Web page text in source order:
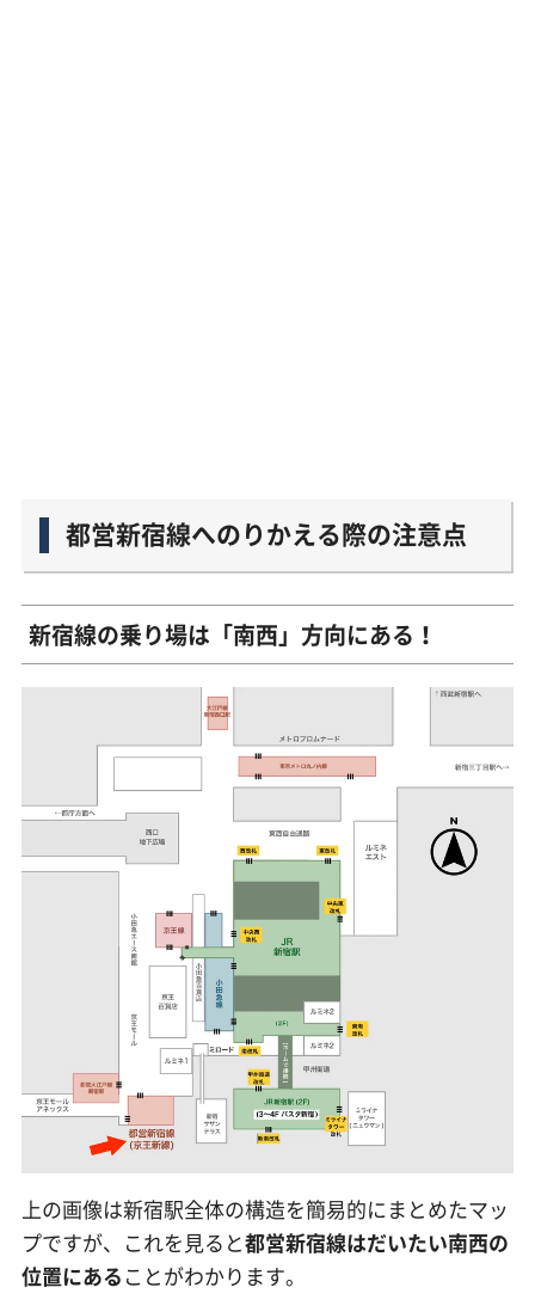
都営新宿線へのりかえる際の注意点
新宿線の乗り場は「南西」方向にある！
上の画像は新宿駅全体の構造を簡易的にまとめたマッ
プですが、これを見ると都営新宿線はだいたい南西の
位置にある ことがわかります。